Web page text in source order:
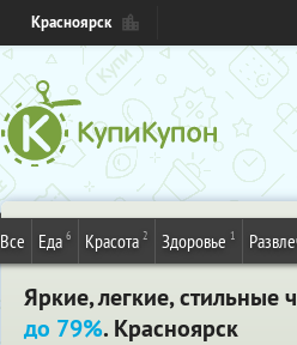
Красноярск
Все Еда 6 Красота 2 Здоровье 1
Яркие, легкие,
до 79%. Красноярск